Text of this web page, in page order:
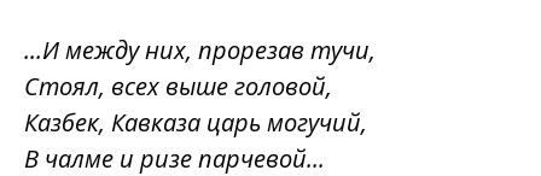
...И между них, прорезав тучи,
Стоял, всех выше головой,
Казбек, Кавказа царь могучий,
В чалме и ризе парчевой...